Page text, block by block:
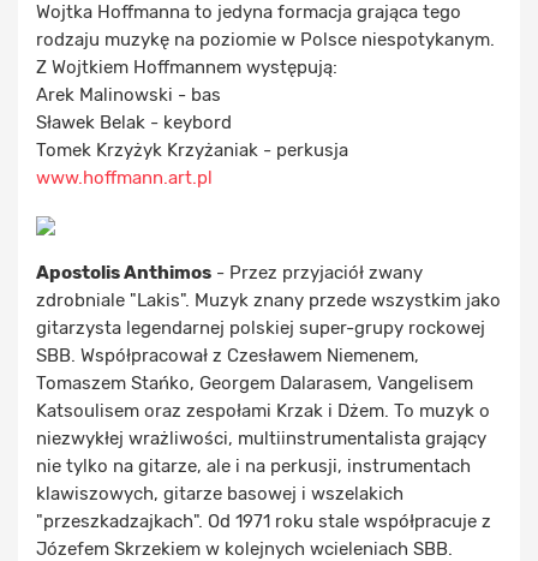
Wojtka Hoffmanna to jedyna formacja grająca tego
rodzaju muzykę na poziomie w Polsce niespotykanym.
Z Wojtkiem Hoffmannem występują:
Arek Malinowski - bas
Sławek Belak - keybord
Tomek Krzyżyk Krzyżaniak - perkusja
www.hoffmann.art.pl
Apostolis Anthimos - Przez przyjaciół zwany
zdrobniale "Lakis". Muzyk znany przede wszystkim jako
gitarzysta legendarnej polskiej super-grupy rockowej
SBB. Współpracował z Czesławem Niemenem,
Tomaszem Stańko, Georgem Dalarasem, Vangelisem
Katsoulisem oraz zespołami Krzak i Dżem. To muzyk o
niezwykłej wrażliwości, multiinstrumentalista grający
nie tylko na gitarze, ale i na perkusji, instrumentach
klawiszowych, gitarze basowej i wszelakich
"przeszkadzajkach". Od 1971 roku stale współpracuje z
Józefem Skrzekiem w kolejnych wcieleniach SBB.